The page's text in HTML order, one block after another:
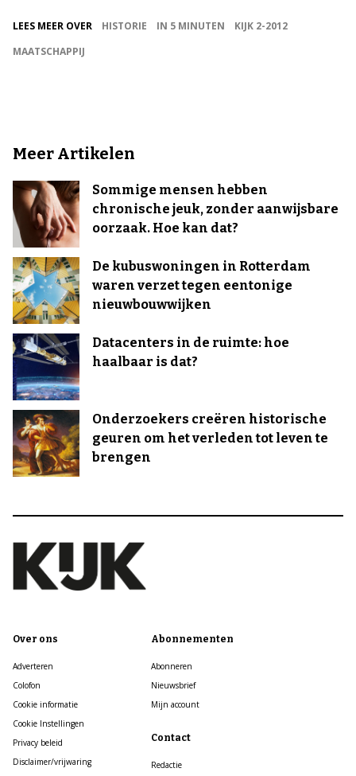
LEES MEER OVER HISTORIE IN 5 MINUTEN
KIJK 2-2012
MAATSCHAPPIJ
Meer Artikelen
Sommige mensen hebben
chronische jeuk, zonder aanwijsbare
oorzaak. Hoe kan dat?
De kubuswoningen in Rotterdam
waren verzet tegen eentonige
nieuwbouwwijken
Datacenters in de ruimte: hoe
haalbaar is dat?
Onderzoekers creëren historische
geuren om het verleden tot leven te
brengen
Over ons
Adverteren
Colofon
Cookie informatie
Cookie Instellingen
Privacy beleid
Disclaimer/vrijwaring
Abonnementen
Abonneren
Nieuwsbrief
Mijn account
Contact
Redactie